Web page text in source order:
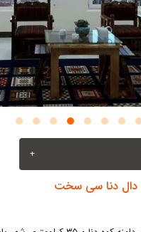
+
دال دنا سی سخت